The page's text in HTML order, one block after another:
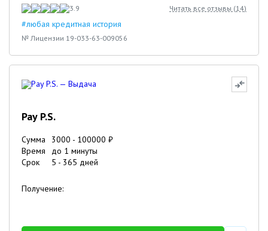
3.9 Читать все отзывы (14)
#любая кредитная история
№ Лицензии 19-033-63-009056
Pay P.S.
Сумма 3000 - 100000 ₽
Время
до 1 минуты
Срок
5 - 365 дней
Получение: